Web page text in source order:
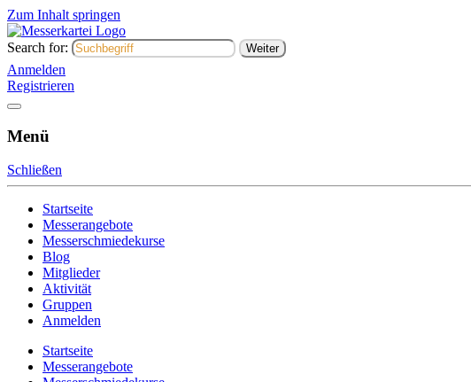
Zum Inhalt springen
Messerkartei
Austausch- und Verkaufsplattform
Search for:
Anmelden
Registrieren
Menü
Schließen
Startseite
Messerangebote
Messerschmiedekurse
Blog
Mitglieder
Aktivität
Gruppen
Anmelden
Startseite
Messerangebote